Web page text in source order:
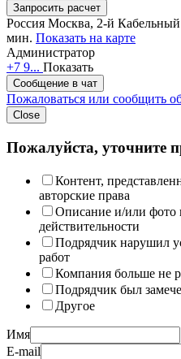
Запросить расчет
Россия Москва, 2-й Кабельный
мин. Показать на карте
Администратор
+7 9... Показать
Сообщение в чат
Пожаловаться или сообщить
Close
Пожалуйста, уточните
Контент,
авторские права
Описание и/или фото
действительности
Подрядчик нарушил
работ
Компания больше не
Подрядчик был
Другое
Имя
E-mail